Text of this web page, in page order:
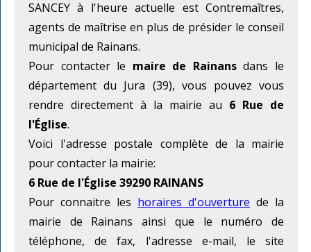
SANCEY à l'heure actuelle est Contremaîtres,
agents de maîtrise en plus de présider le conseil
municipal de Rainans.
Pour contacter le maire de Rainansdans le
département du Jura (39), vous pouvez vous
rendre directement à la mairie au 6 Rue de
l'Église.
Voici l'adresse postale complète de la mairie
pour contacter la mairie:
6 Rue de l'Église 39290 RAINANS
Pour connaitre les horaires d'ouverture de la
mairie de Rainans ainsi que le numéro de
téléphone, de fax, l'adresse e-mail, le site